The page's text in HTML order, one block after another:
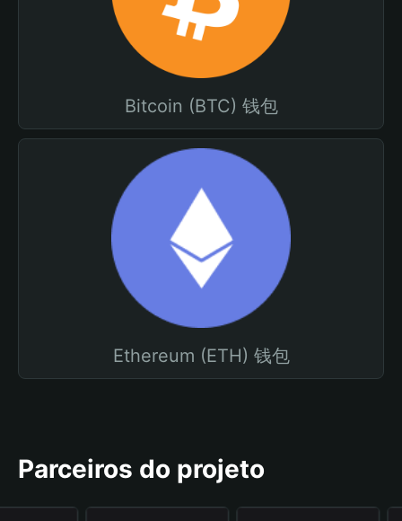
Bitcoin (BTC) 钱包
Ethereum (ETH) 钱包
Parceiros do projeto